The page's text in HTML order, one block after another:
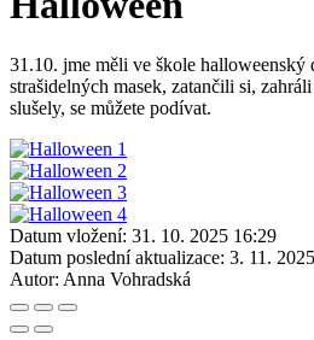
31.10. jme měli ve škole halloweenský
strašidelných masek, zatančili si,
slušely, se můžete podívat.
Datum vložení: 31. 10. 2025 16:29
Datum poslední aktualizace: 3. 11.
Autor: Anna Vohradská